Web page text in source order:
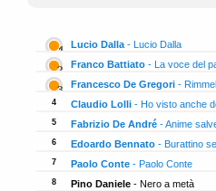
Lucio Dalla- Lucio Dalla
Franco Battiato - La voce del
Francesco De Gregori - Rimmel
4 Claudio Lolli - Ho visto anche
5 Fabrizio De André - Anime
6 Edoardo Bennato - Burattino
7 Paolo Conte - Paolo Conte
8 Pino Daniele - Nero a metà